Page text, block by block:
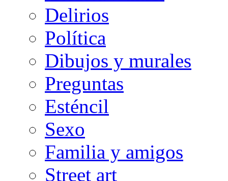
Delirios
Política
Dibujos y murales
Preguntas
Esténcil
Sexo
Familia y amigos
Street art